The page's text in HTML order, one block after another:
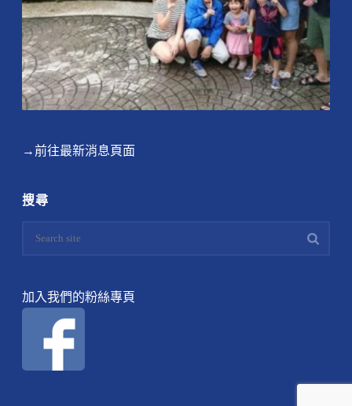
→前往最新消息頁面
搜尋
加入我們的粉絲專頁